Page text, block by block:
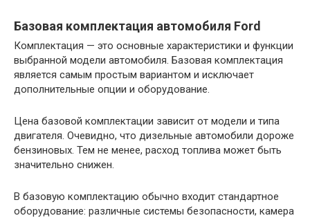
Базовая комплектация автомобиля Ford
Комплектация — это основные характеристики и функции
выбранной модели автомобиля. Базовая комплектация
является самым простым вариантом и исключает
дополнительные опции и оборудование.
Цена базовой комплектации зависит от модели и типа
двигателя. Очевидно, что дизельные автомобили дороже
бензиновых. Тем не менее, расход топлива может быть
значительно снижен.
В базовую комплектацию обычно входит стандартное
оборудование: различные системы безопасности, камера